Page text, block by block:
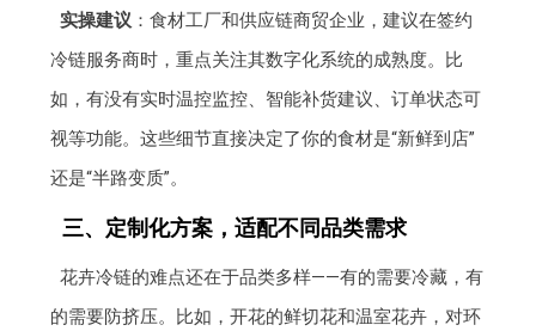
实操建议 ：食材工厂和供应链商贸企业，建议在签约
冷链服务商时，重点关注其数字化系统的成熟度。比
如，有没有实时温控监控、智能补货建议、订单状态可
视等功能。这些细节直接决定了你的食材是“新鲜到店”
还是“半路变质”。
三、定制化方案，适配不同品类需求
花卉冷链的难点还在于品类多样——有的需要冷藏，有
的需要防挤压。比如，开花的鲜切花和温室花卉，对环